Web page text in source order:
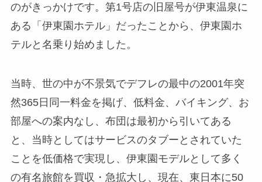
のがきっかけです。第1号店の旧屋号が伊東温泉に
ある「伊東園ホテル」だったことから、伊東園ホ
テルと名乗り始めました。
当時、世の中が不景気でデフレの最中の2001年突
然365日同一料金を掲げ、低料金、バイキング、お
部屋への案内なし、布団は最初から引いてある
と、当時としてはサービスのタブーとされていた
ことを低価格で実現し、伊東園モデルとして多く
の有名旅館を買収・急拡大し、 現在、東日本に50